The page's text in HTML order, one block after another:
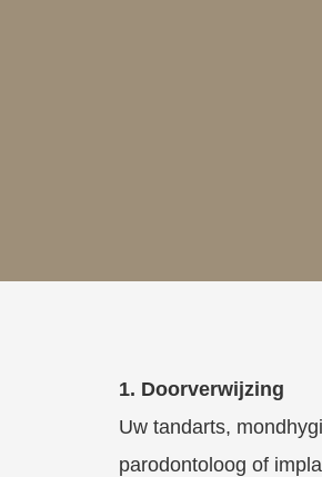
1. Doorverwijzing
Uw tandarts,
parodontoloog of